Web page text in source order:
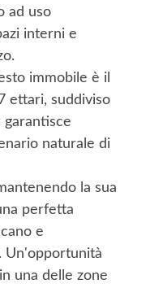
ad uso
interni e
immobile è il
ettari, suddiviso
naturale di
la sua
perfetta
e
Un'opportunità
una delle zone